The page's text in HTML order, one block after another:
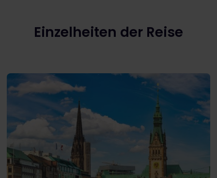
Einzelheiten der Reise